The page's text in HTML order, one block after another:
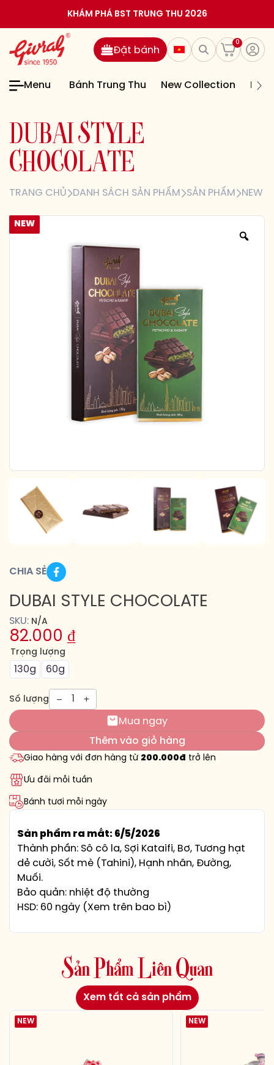
KHÁM PHÁ BST TRUNG THU 2026
0
Đặt bánh
Menu Bánh Trung Thu New Collection
DU BA S Y L E
C H OCO LA E
TRANG CHỦ DANH SÁCH SẢN PHẨM SẢN PHẨM NEW
NEW
CHIA SẺ
DUBAI STYLE CHOCOLATE
SKU: N/A
82.000 ₫
Trọng lượng
130g 60g
Số lượng 1
Mua ngay
Thêm vào giỏ hàng
Giao hàng với đơn hàng từ 200.000đ trở lên
Ưu đãi mỗi tuần
Bánh tươi mỗi ngày
Sản phẩm ra mắt: 6/5/2026
Thành phần: Sô cô la, Sợi Kataifi, Bơ, Tương hạt
dẻ cười, Sốt mè (Tahini), Hạnh nhân, Đường,
Muối.
Bảo quản: nhiệt độ thường
HSD: 60 ngày (Xem trên bao bì)
Sản Phẩm Liên Quan
Xem tất cả sản phẩm
NEW NEW